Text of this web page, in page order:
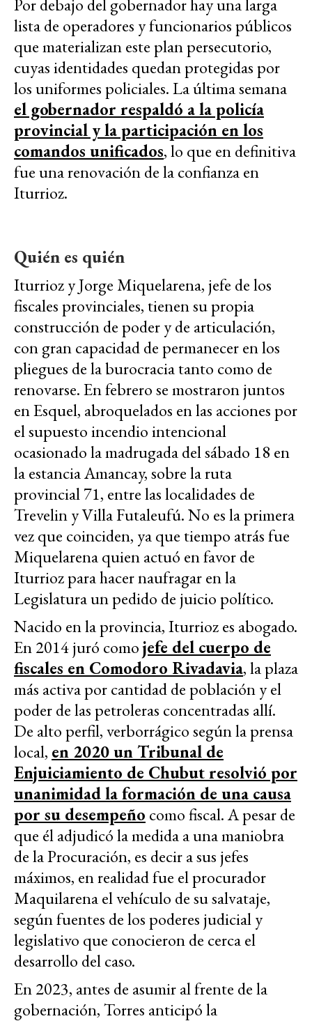
Por debajo del gobernador hay una larga
lista de operadores y funcionarios públicos
que materializan este plan persecutorio,
cuyas identidades quedan protegidas por
los uniformes policiales. La última semana
el gobernador respaldó a la policía
provincial y la participación en los
comandos unificados, lo que en definitiva
fue una renovación de la confianza en
Iturrioz.
Quién es quién
Iturrioz y Jorge Miquelarena, jefe de los
fiscales provinciales, tienen su propia
construcción de poder y de articulación,
con gran capacidad de permanecer en los
pliegues de la burocracia tanto como de
renovarse. En febrero se mostraron juntos
en Esquel, abroquelados en las acciones por
el supuesto incendio intencional
ocasionado la madrugada del sábado 18 en
la estancia Amancay, sobre la ruta
provincial 71, entre las localidades de
Trevelin y Villa Futaleufú. No es la primera
vez que coinciden, ya que tiempo atrás fue
Miquelarena quien actuó en favor de
Iturrioz para hacer naufragar en la
Legislatura un pedido de juicio político.
Nacido en la provincia, Iturrioz es abogado.
En 2014 juró comojefe del cuerpo de
fiscales en Comodoro Rivadavia, la plaza
más activa por cantidad de población y el
poder de las petroleras concentradas allí.
De alto perfil, verborrágico según la prensa
local, en 2020 un Tribunal de
Enjuiciamiento de Chubut resolvió por
unanimidad la formación de una causa
por su desempeño como fiscal. A pesar de
que él adjudicó la medida a una maniobra
de la Procuración, es decir a sus jefes
máximos, en realidad fue el procurador
Maquilarena el vehículo de su salvataje,
según fuentes de los poderes judicial y
legislativo que conocieron de cerca el
desarrollo del caso.
En 2023, antes de asumir al frente de la
gobernación, Torres anticipó la